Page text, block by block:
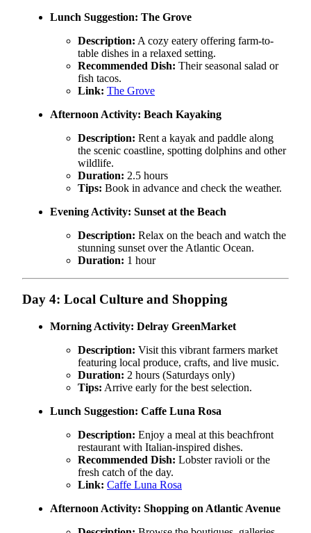
Lunch Suggestion: The Grove
Description: A cozy eatery offering farm-to-
table dishes in a relaxed setting.
Recommended Dish: Their seasonal salad or
fish tacos.
Link: The Grove
Afternoon Activity: Beach Kayaking
Description: Rent a kayak and paddle along
the scenic coastline, spotting dolphins and other
wildlife.
Duration: 2.5 hours
Tips: Book in advance and check the weather.
Evening Activity: Sunset at the Beach
Description: Relax on the beach and watch the
stunning sunset over the Atlantic Ocean.
Duration: 1 hour
Day 4: Local Culture and Shopping
Morning Activity: Delray GreenMarket
Description: Visit this vibrant farmers market
featuring local produce, crafts, and live music.
Duration: 2 hours (Saturdays only)
Tips: Arrive early for the best selection.
Lunch Suggestion: Caffe Luna Rosa
Description: Enjoy a meal at this beachfront
restaurant with Italian-inspired dishes.
Recommended Dish: Lobster ravioli or the
fresh catch of the day.
Link: Caffe Luna Rosa
Afternoon Activity: Shopping on Atlantic Avenue